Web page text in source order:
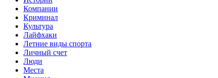
Компании
Криминал
Культура
Лайфхаки
Летние виды спорта
Личный счет
Люди
Места